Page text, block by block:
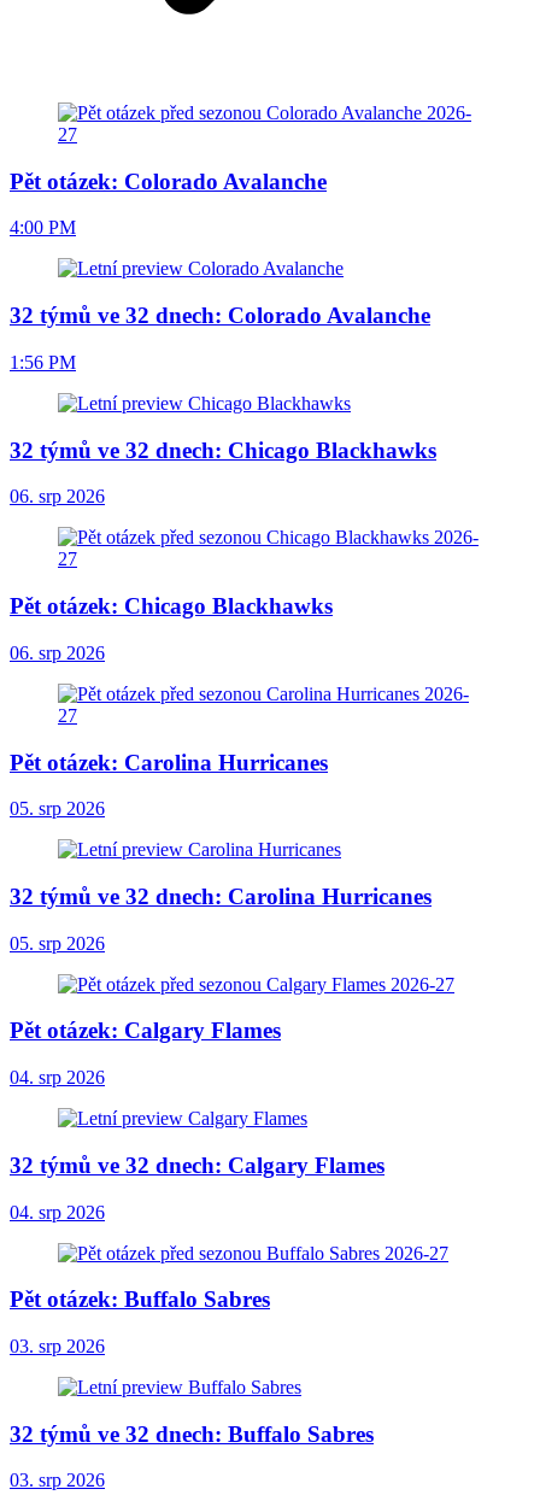
Pět otázek: Colorado Avalanche
4:00 PM
32 týmů ve 32 dnech: Colorado Avalanche
1:56 PM
32 týmů ve 32 dnech: Chicago Blackhawks
06. srp 2026
Pět otázek: Chicago Blackhawks
06. srp 2026
Pět otázek: Carolina Hurricanes
05. srp 2026
32 týmů ve 32 dnech: Carolina Hurricanes
05. srp 2026
Pět otázek: Calgary Flames
04. srp 2026
32 týmů ve 32 dnech: Calgary Flames
04. srp 2026
Pět otázek: Buffalo Sabres
03. srp 2026
32 týmů ve 32 dnech: Buffalo Sabres
03. srp 2026